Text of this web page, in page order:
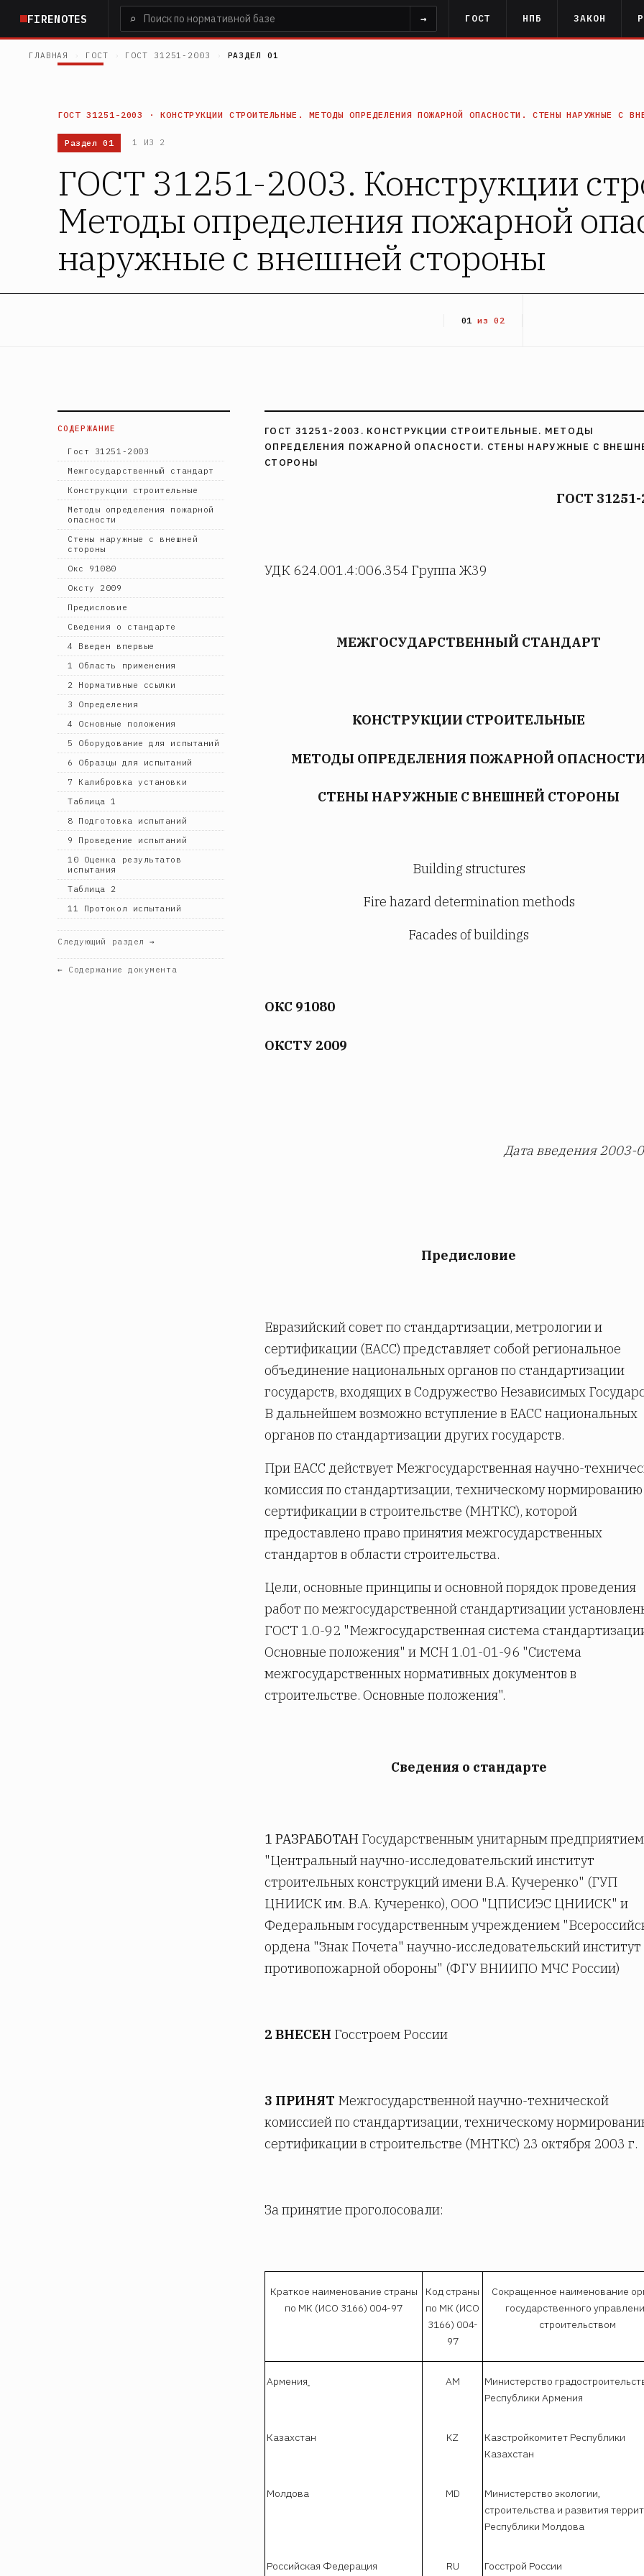
основному
содержанию
FIRENOTES ⌕ → ГОСТ НПБ ЗАКОН
ГЛАВНАЯ ГОСТ ГОСТ 31251-2003 РАЗДЕЛ 01
ГОСТ 31251-2003 · КОНСТРУКЦИИ СТРОИТЕЛЬНЫЕ. МЕТОДЫ ОПРЕДЕЛЕНИЯ ПОЖАРНОЙ ОПАСНОСТИ. СТЕНЫ НАРУЖНЫЕ С
Раздел 01 1 ИЗ 2
ГОСТ 31251-2003. Конструкции
Методы определения пожарной
наружные с внешней стороны
01 из 02
СОДЕРЖАНИЕ
Гост 31251-2003
Межгосударственный стандарт
Конструкции строительные
Методы определения пожарной
опасности
Стены наружные с внешней
стороны
Окс 91080
Оксту 2009
Предисловие
Сведения о стандарте
4 Введен впервые
1 Область применения
2 Нормативные ссылки
3 Определения
4 Основные положения
5 Оборудование для испытаний
6 Образцы для испытаний
7 Калибровка установки
Таблица 1
8 Подготовка испытаний
9 Проведение испытаний
10 Оценка результатов
испытания
Таблица 2
11 Протокол испытаний
Следующий раздел →
← Содержание документа
ГОСТ 31251-2003. КОНСТРУКЦИИ СТРОИТЕЛЬНЫЕ. МЕТОДЫ
ОПРЕДЕЛЕНИЯ ПОЖАРНОЙ ОПАСНОСТИ. СТЕНЫ НАРУЖНЫЕ С
СТОРОНЫ
ГОСТ 31251-
УДК 624.001.4:006.354 Группа Ж39
МЕЖГОСУДАРСТВЕННЫЙ СТАНДАРТ
КОНСТРУКЦИИ СТРОИТЕЛЬНЫЕ
МЕТОДЫ ОПРЕДЕЛЕНИЯ ПОЖАРНОЙ
СТЕНЫ НАРУЖНЫЕ С ВНЕШНЕЙ СТОРОНЫ
Building structures
Fire hazard determination methods
Facades of buildings
ОКС 91080
ОКСТУ 2009
Дата введения2003-
Предисловие
Евразийский совет по стандартизации, метрологии и
сертификации (ЕАСС) представляет собой региональное
объединение национальных органов по стандартизации
государств, входящих в Содружество Независимых
В дальнейшем возможно вступление в ЕАСС национальных
органов по стандартизации других государств.
При ЕАСС действует Межгосударственная научно-
комиссия по стандартизации, техническому
сертификации в строительстве (МНТКС), которой
предоставлено право принятия межгосударственных
стандартов в области строительства.
Цели, основные принципы и основной порядок проведения
работ по межгосударственной стандартизации
ГОСТ 1.0-92 "Межгосударственная система
Основные положения" и МСН 1.01-01-96 "Система
межгосударственных нормативных документов в
строительстве. Основные положения".
Сведения о стандарте
1 РАЗРАБОТАН Государственным унитарным предприятием
"Центральный научно-исследовательский институт
строительных конструкций имени В.А. Кучеренко" (ГУП
ЦНИИСК им. В.А. Кучеренко), ООО "ЦПИСИЭС ЦНИИСК" и
Федеральным государственным учреждением
ордена "Знак Почета" научно-исследовательский институт
противопожарной обороны" (ФГУ ВНИИПО МЧС России)
2 ВНЕСЕН Госстроем России
3 ПРИНЯТ Межгосударственной научно-технической
комиссией по стандартизации, техническому
сертификации в строительстве (МНТКС) 23 октября 2003 г.
За принятие проголосовали:
Краткое наименование страны
по МК (ИСО 3166) 004-97
Код страны
по МК (ИСО
3166) 004-
97
Сокращенное наименование
государственного
строительством
Армения AM
Министерство
Республики Армения
Казахстан KZ
Казстройкомитет Республики
Казахстан
Молдова MD
Министерство экологии,
строительства и развития
Республики Молдова
Российская Федерация RU Госстрой России